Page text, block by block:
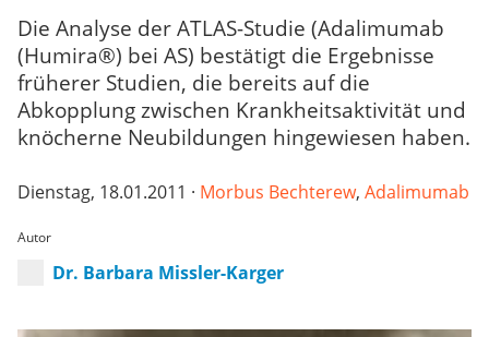
Die Analyse der ATLAS-Studie (Adalimumab
(Humira®) bei AS) bestätigt die Ergebnisse
früherer Studien, die bereits auf die
Abkopplung zwischen Krankheitsaktivität und
knöcherne Neubildungen hingewiesen haben.
Dienstag, 18.01.2011 · Morbus Bechterew, Adalimumab
Autor
Dr. Barbara Missler-Karger